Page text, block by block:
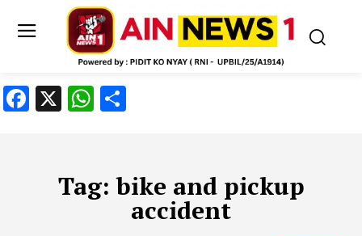
Facebook
X WhatsApp
Tag:bike and pickup
accident